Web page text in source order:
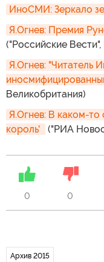
ИноСМИ: Зеркало
Я.Огнев: Премия
("Российские Вести",
Я.Огнев: "Читатель
Великобритания)
Я.Огнев: В каком-
король'
("РИА
0 0
Архив 2015